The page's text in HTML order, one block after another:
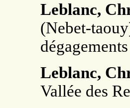
Leblanc,
(Nebet-
Leblanc,
Vallée des